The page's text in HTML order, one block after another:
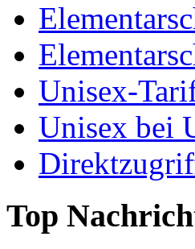
Unisex-
Unisex bei
Top